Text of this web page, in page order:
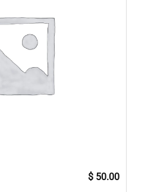
$ 50.00